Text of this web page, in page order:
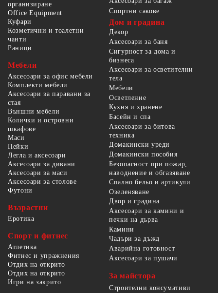
организиране
Office Equipment
Спортни сакове
Куфари
Козметични и тоалетни
чанти
Раници
Мебели
Аксесоари за офис мебели
Комплекти мебели
Аксесоари за паравани за
стая
Външни мебели
Колички и островни
шкафове
Маси
Пейки
Легла и аксесоари
Аксесоари за дивани
Аксесоари за маси
Аксесоари за столове
Футони
Възрастни
Еротика
Спорт и фитнес
Атлетика
Фитнес и упражнения
Отдих на открито
Отдих на открито
Игри на закрито
Дом и градина
Декор
Аксесоари за баня
Сигурност за дома и
бизнеса
Аксесоари за осветителни
тела
Мебели
Осветление
Кухня и хранене
Басейн и спа
Аксесоари за битова
техника
Домакински уреди
Домакински пособия
Безопасност при пожар,
наводнение и обгазяване
Спално бельо и артикули
Озеленяване
Двор и градина
Аксесоари за камини и
печки на дърва
Камини
Чадъри за дъжд
Аварийна готовност
Аксесоари за пушачи
За майстора
Строителни консумативи